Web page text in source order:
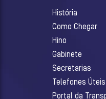
História
Como Chegar
Hino
Gabinete
Secretarias
Telefones Úteis
Portal da